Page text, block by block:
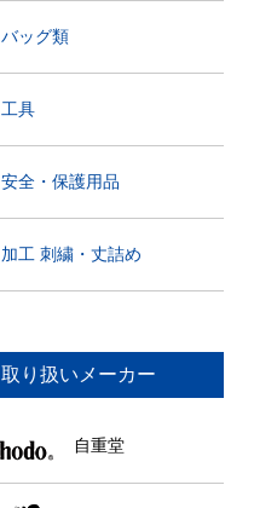
バッグ類
工具
安全・保護用品
加工 刺繍・丈詰め
取り扱いメーカー
自重堂